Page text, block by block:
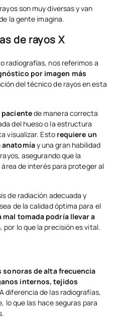
son muy diversas y van
la gente imagina.
de rayos X
radiografías, nos referimos a
por imagen más
del técnico de rayos en esta
pacientede manera correcta
del hueso o la estructura
visualizar. Estorequiere un
anatomíay una gran habilidad
asegurando que la
de interés para proteger al
de radiación adecuada y
de la calidad óptima para el
mal tomada podría llevar a
, por lo que la precisión es vital.
sonoras de alta frecuencia
internos, tejidos
diferencia de las radiografías,
lo que las hace seguras para